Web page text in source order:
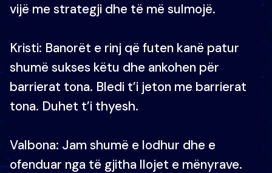
vijë me strategji dhe të më sulmojë.
Kristi: Banorët e rinj që futen kanë patur
shumë sukses këtu dhe ankohen për
barrierat tona. Bledi t’i jeton me barrierat
tona. Duhet t’i thyesh.
Valbona: Jam shumë e lodhur dhe e
ofenduar nga të gjitha llojet e mënyrave.